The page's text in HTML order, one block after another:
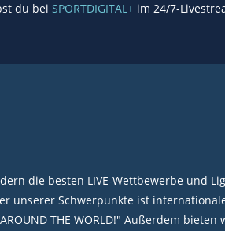
du bei SPORTDIGITAL+ im 24/7-
die besten LIVE-Wettbewerbe und
unserer Schwerpunkte ist
THE WORLD!" Außerdem bieten